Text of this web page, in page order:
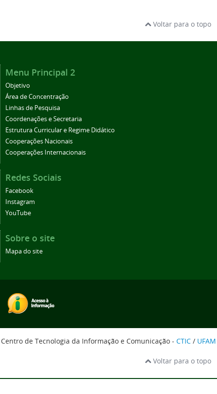
Voltar para o topo
Menu Principal 2
Objetivo
Área de Concentração
Linhas de Pesquisa
Coordenações e Secretaria
Estrutura Curricular e Regime Didático
Cooperações Nacionais
Cooperações Internacionais
Redes Sociais
Facebook
Instagram
YouTube
Sobre o site
Mapa do site
Centro de Tecnologia da Informação e Comunicação - CTIC / UFAM
Voltar para o topo